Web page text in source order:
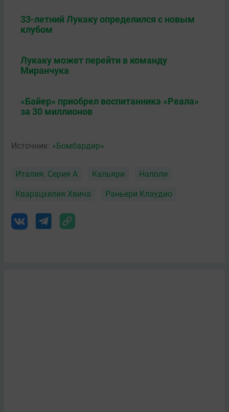
33-летний Лукаку определился с новым
клубом
Лукаку может перейти в команду
Миранчука
«Байер» приобрел воспитанника «Реала»
за 30 миллионов
Источник: «Бомбардир»
Италия. Серия А Кальяри Наполи
Кварацхелия Хвича Раньери Клаудио